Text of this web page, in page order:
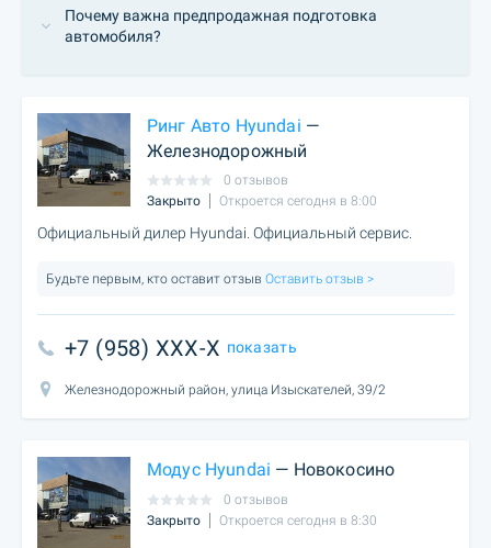
Почему важна предпродажная подготовка
автомобиля?
Ринг Авто Hyundai —
Железнодорожный
0 отзывов
Закрыто
Откроется сегодня в 8:00
Официальный дилер Hyundai. Официальный сервис.
Будьте первым, кто оставит отзыв Оставить отзыв >
+7 (958) XXX-X показать
Железнодорожный район, улица Изыскателей, 39/2
Модус Hyundai — Новокосино
0 отзывов
Закрыто
Откроется сегодня в 8:30